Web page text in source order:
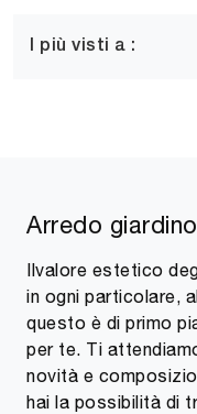
I più visti a :
Arredo
Ilvalore estetico
in ogni particolare,
questo è di primo
per te. Ti
novità e
hai la possibilità di